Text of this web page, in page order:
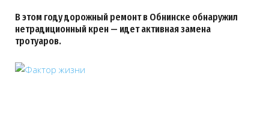
В этом году дорожный ремонт в Обнинске обнаружил
нетрадиционный крен — идет активная замена
тротуаров.